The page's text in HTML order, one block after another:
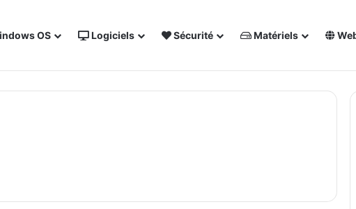
OS Logiciels Sécurité Matériels
un NAS Synology